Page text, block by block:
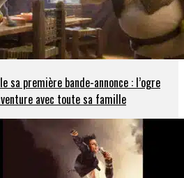
sa première bande-annonce : l’ogre
avec toute sa famille